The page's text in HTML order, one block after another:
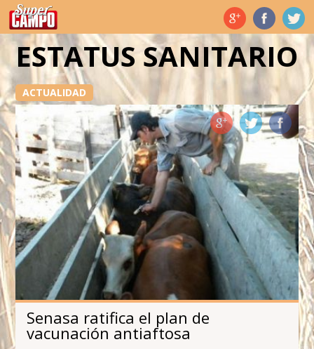
Temas de hoy
ESTATUS SANITARIO
ACTUALIDAD
Senasa ratifica el plan de
vacunación antiaftosa